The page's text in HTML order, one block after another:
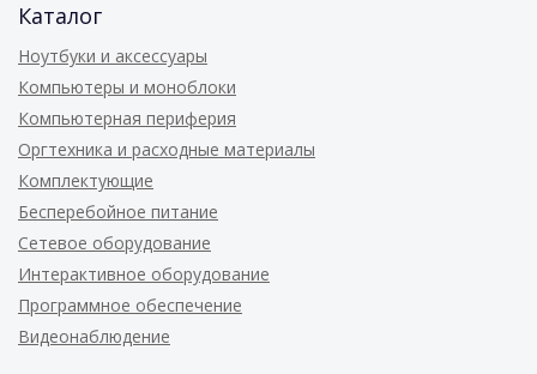
Каталог
Ноутбуки и аксессуары
Компьютеры и моноблоки
Компьютерная периферия
Оргтехника и расходные материалы
Комплектующие
Бесперебойное питание
Сетевое оборудование
Интерактивное оборудование
Программное обеспечение
Видеонаблюдение